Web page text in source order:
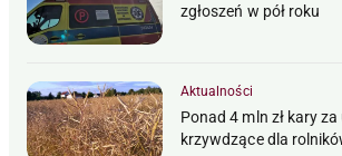
zgłoszeń w pół roku
Aktualności
Ponad 4 mln zł kary
krzywdzące dla